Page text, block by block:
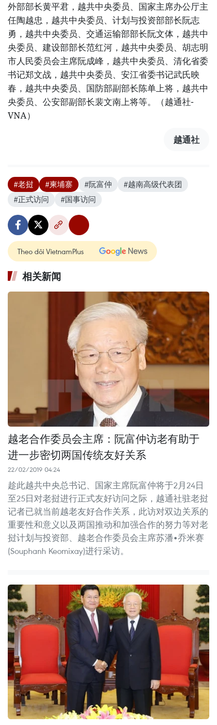
外部部长黄平君，越共中央委员、国家主席办公厅主
任陶越忠，越共中央委员、计划与投资部部长阮志
勇，越共中央委员、交通运输部部长阮文体，越共中
央委员、建设部部长范红河，越共中央委员、胡志明
市人民委员会主席阮成峰，越共中央委员、清化省委
书记郑文战，越共中央委员、安江省委书记武氏映
春，越共中央委员、国防部副部长陈单上将，越共中
央委员、公安部副部长裴文南上将等。（越通社-
VNA）
越通社
#老挝 #柬埔寨 #阮富仲
#越南高级代表团
#正式访问
#国事访问
Theo dõi VietnamPlus
相关新闻
越老合作委员会主席：阮富仲访老有助于
进一步密切两国传统友好关系
22/02/2019 04:24
趁此越共中央总书记、国家主席阮富仲将于2月24日
至25日对老挝进行正式友好访问之际，越通社驻老挝
记者已就当前越老友好合作关系，此访对双边关系的
重要性和意义以及两国推动和加强合作的努力等对老
挝计划与投资部、越老合作委员会主席苏潘•乔米赛
(Souphanh Keomixay)进行采访。